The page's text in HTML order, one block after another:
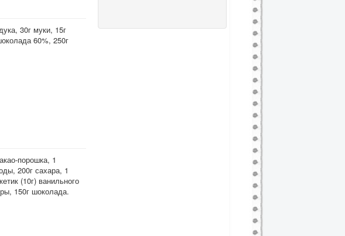
30г муки, 15г
60%, 250г
порошка, 1
200г сахара, 1
(10г) ванильного
150г шоколада.